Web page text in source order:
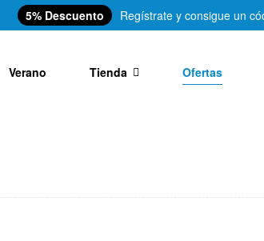
5% Descuento Regístrate y consigue un
Verano Tienda Ofertas